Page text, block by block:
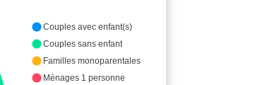
Couples avec enfant(s)
Couples sans enfant
Familles monoparentales
Ménages 1 personne